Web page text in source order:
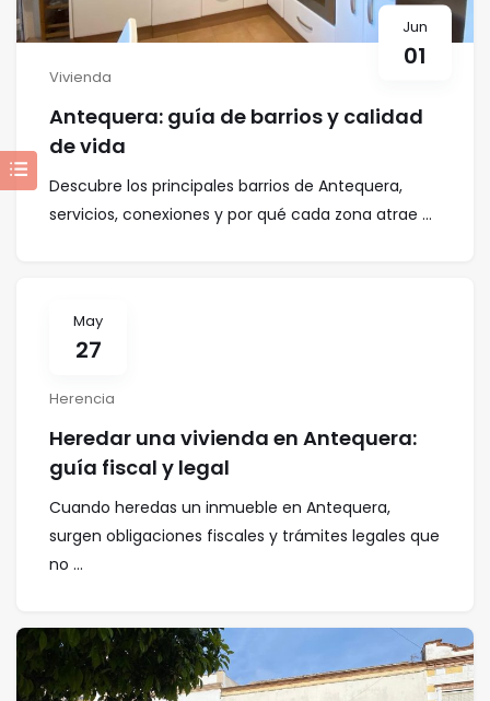
Jun
01
Vivienda
Antequera: guía de barrios y calidad
de vida
Descubre los principales barrios de Antequera,
servicios, conexiones y por qué cada zona atrae ...
May
27
Herencia
Heredar una vivienda en Antequera:
guía fiscal y legal
Cuando heredas un inmueble en Antequera,
surgen obligaciones fiscales y trámites legales que
no ...